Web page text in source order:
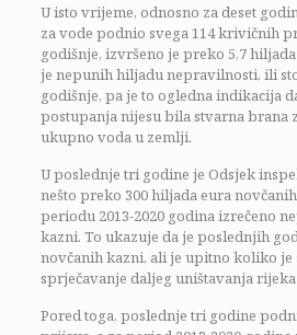
U isto vrijeme, odnosno za deset
za vode podnio svega 114 krivičnih
godišnje, izvršeno je preko 5,7
je nepunih hiljadu nepravilnosti, ili
godišnje, pa je to ogledna indikacija
postupanja nijesu bila stvarna brana
ukupno voda u zemlji.
U poslednje tri godine je Odsjek
nešto preko 300 hiljada eura
periodu 2013-2020 godina izrečeno
kazni. To ukazuje da je poslednjih
novčanih kazni, ali je upitno koliko je
sprječavanje daljeg uništavanja
Pored toga, poslednje tri godine